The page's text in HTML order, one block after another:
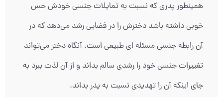
همینطور پدری که نسبت به تمایلات جنسی خودش حس
خوبی داشته باشد دخترش را در فضایی رشد می‌دهد که در
آن رابطه جنسی مسئله ای طبیعی است. آنگاه دختر می‌تواند
تغییرات جنسی خود را رشدی سالم بداند و از آن لذت ببرد به
جای اینکه آن را تهدیدی نسبت به پدر بداند.